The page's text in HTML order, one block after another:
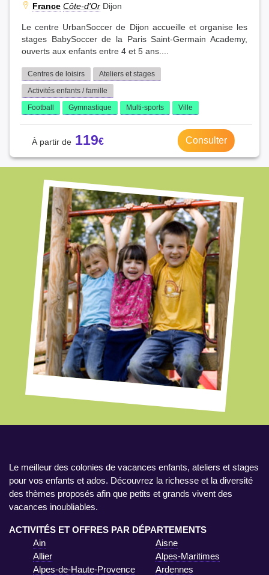
France Côte-d'Or Dijon
Le centre UrbanSoccer de Dijon accueille et organise les
stages BabySoccer de la Paris Saint-Germain Academy,
ouverts aux enfants entre 4 et 5 ans....
Centres de loisirs
Ateliers et stages
Activités enfants / famille
Football
Gymnastique Multi-sports Ville
119 Consulter
Le meilleur des colonies de vacances enfants, ateliers et stages
pour vos enfants et ados. Découvrez la richesse et la diversité
des thèmes proposés afin que petits et grands vivent des
vacances inoubliables.
ACTIVITÉS ET OFFRES PAR DÉPARTEMENTS
Ain
Aisne
Allier
Alpes-Maritimes
Alpes-de-Haute-Provence
Ardennes